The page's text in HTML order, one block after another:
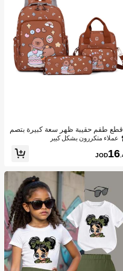
3 قطع طقم حقيبة ظهر سعة كبيرة بتصم
كابيبارا الكرتوني الجميل، مناسبة للمد
عملاء متكررون بشكل كبير
JOD16